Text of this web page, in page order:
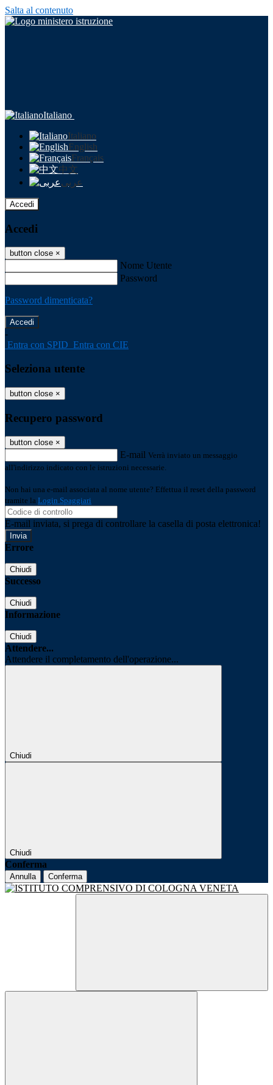
Salta al contenuto
Italiano
Italiano
English
Français
中文
عربى
Accedi
Accedi
button close ×
Nome Utente
Password
Password dimenticata?
-
Entra con SPID Entra con CIE
Seleziona utente
button close ×
Recupero password
button close ×
E-mail Verrà inviato un messaggio
all'indirizzo indicato con le istruzioni necessarie.
Non hai una e-mail associata al nome utente? Effettua il reset della password
tramite la Login Spaggiari
E-mail inviata, si prega di controllare la casella di posta elettronica!
Errore
Chiudi
Successo
Chiudi
Informazione
Chiudi
Attendere...
Attendere il completamento dell'operazione...
Chiudi
Chiudi
Conferma
Annulla Conferma